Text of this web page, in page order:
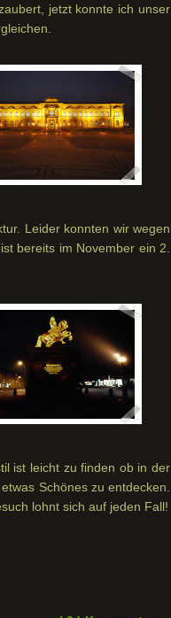
jetzt konnte ich unser
Leider konnten wir wegen
bereits im November ein 2.
ist leicht zu finden ob in der
Schönes zu entdecken.
lohnt sich auf jeden Fall!